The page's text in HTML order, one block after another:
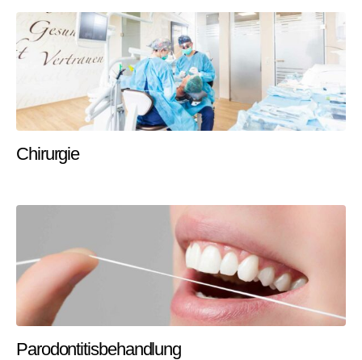
Chirurgie
Parodontitisbehandlung